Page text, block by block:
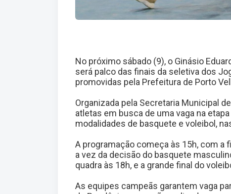
No próximo sábado (9), o Ginásio
será palco das finais da seletiva dos
promovidas pela Prefeitura de Porto
Organizada pela Secretaria Municipal
atletas em busca de uma vaga na
modalidades de basquete e voleibol,
A programação começa às 15h, com a
a vez da decisão do basquete
quadra às 18h, e a grande final do
As equipes campeãs garantem vaga